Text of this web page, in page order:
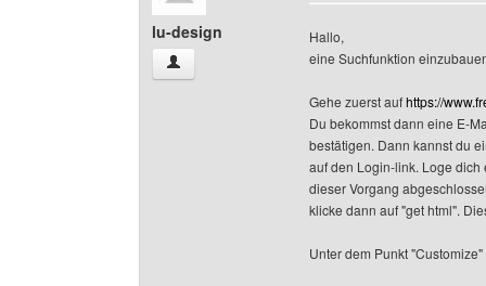
lu-design
lu-design Benutzer-Profile anzeigen
Hallo,
eine Suchfunktion
Gehe zuerst aufhttps://
Du bekommst dann eine E-
bestätigen. Dann kannst du
auf den Login-link. Loge dich
dieser Vorgang
klicke dann auf "get html".
Unter dem Punkt